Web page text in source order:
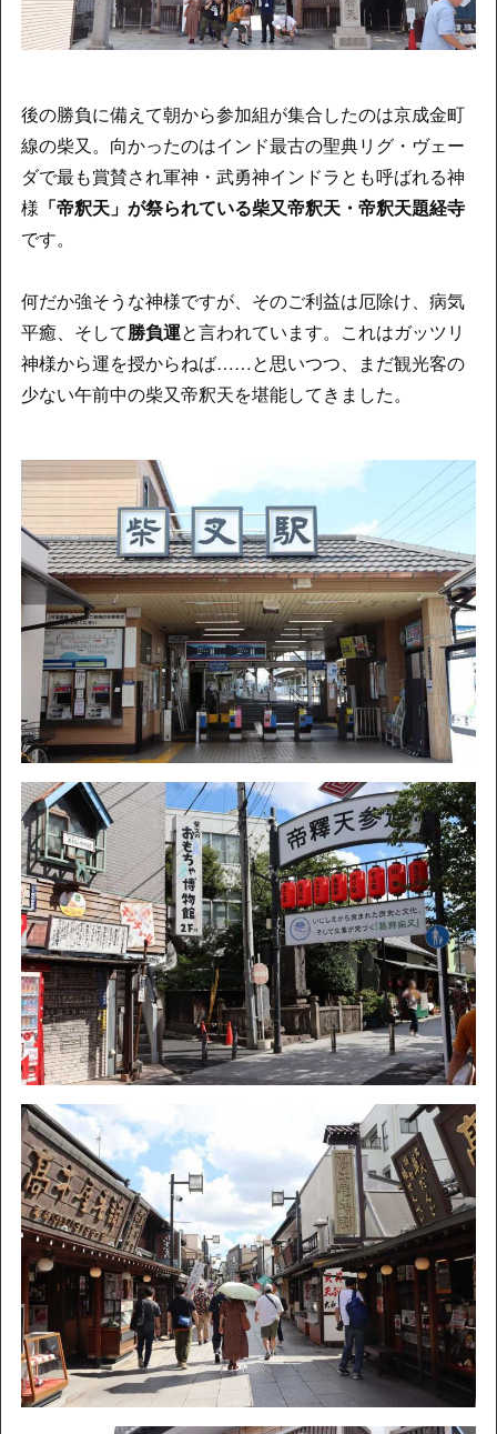
後の勝負に備えて朝から参加組が集合したのは京成金町
線の柴又。向かったのはインド最古の聖典リグ・ヴェー
ダで最も賞賛され軍神・武勇神インドラとも呼ばれる神
様 「帝釈天」が祭られている柴又帝釈天・帝釈天題経寺
です。
何だか強そうな神様ですが、そのご利益は厄除け、病気
平癒、そして勝負運と言われています。これはガッツリ
神様から運を授からねば……と思いつつ、まだ観光客の
少ない午前中の柴又帝釈天を堪能してきました。